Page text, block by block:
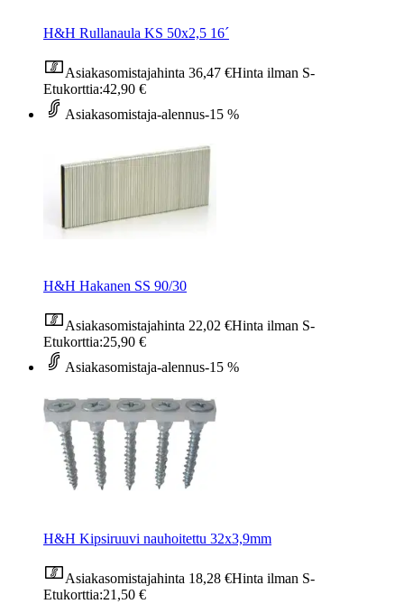
H&H Rullanaula KS 50x2,5 16´
Asiakasomistajahinta 36,47 €Hinta ilman S-
Etukorttia:42,90 €
Asiakasomistaja-alennus-15 %
H&H Hakanen SS 90/30
Asiakasomistajahinta 22,02 €Hinta ilman S-
Etukorttia:25,90 €
Asiakasomistaja-alennus-15 %
H&H Kipsiruuvi nauhoitettu 32x3,9mm
Asiakasomistajahinta 18,28 €Hinta ilman S-
Etukorttia:21,50 €